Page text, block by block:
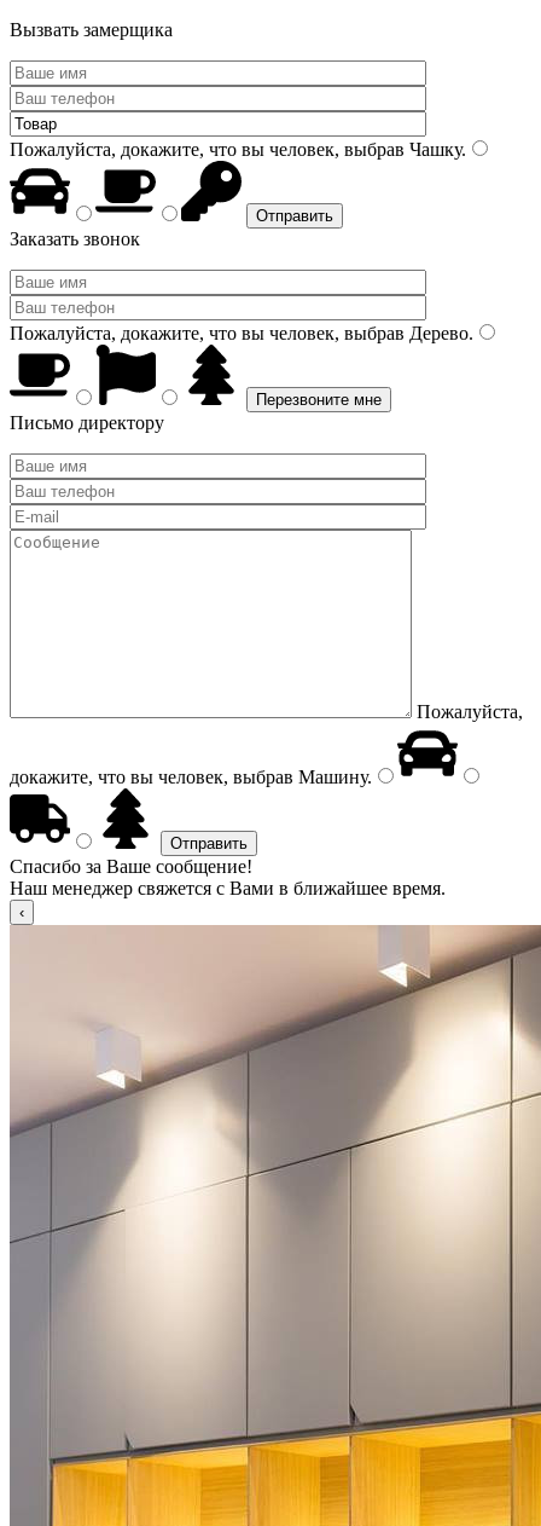
Вызвать замерщика
Пожалуйста, докажите, что вы человек, выбрав Чашку.
Заказать звонок
Пожалуйста, докажите, что вы человек, выбрав Дерево.
Письмо директору
Пожалуйста,
докажите, что вы человек, выбрав Машину.
Спасибо за Ваше сообщение!
Наш менеджер свяжется с Вами в ближайшее время.